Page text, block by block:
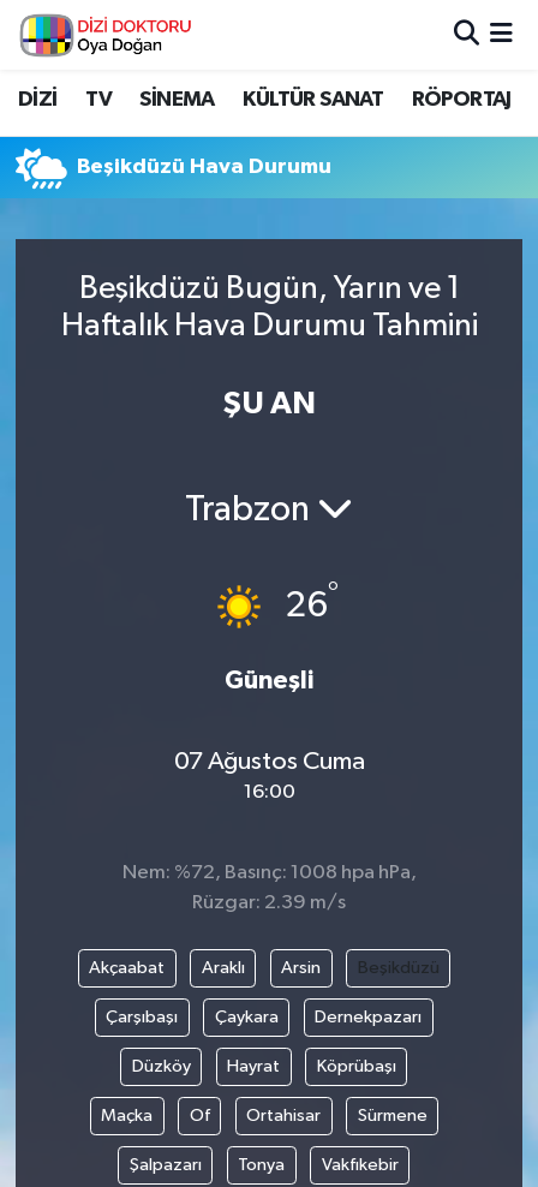
DİZİ TV SİNEMA KÜLTÜR SANAT RÖPORTAJ
Beşikdüzü Hava Durumu
Beşikdüzü Bugün, Yarın ve 1
Haftalık Hava Durumu Tahmini
ŞU AN
Trabzon
26°
Güneşli
07 Ağustos Cuma
16:00
Nem: %72, Basınç: 1008 hpa hPa,
Rüzgar: 2.39 m/s
Akçaabat Araklı Arsin Beşikdüzü
Çarşıbaşı Çaykara Dernekpazarı
Düzköy Hayrat Köprübaşı
Maçka Of Ortahisar Sürmene
Şalpazarı Tonya Vakfıkebir
İstanbul Nöbetçi Eczaneler
İstanbul Trafik Yoğunluk Haritası
Süper Lig Puan Durumu ve Fikstür